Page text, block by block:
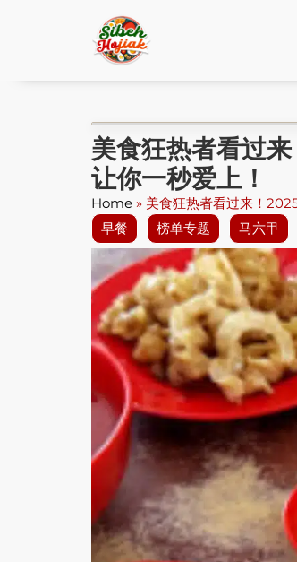
美食狂热者看过
让你一秒爱上！
Home » 美食狂热者看过来！
早餐
榜单专题 马六甲